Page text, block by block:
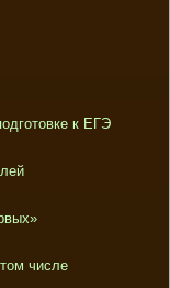
к ЕГЭ
числе